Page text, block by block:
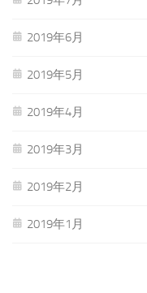
2019年6月
2019年5月
2019年4月
2019年3月
2019年2月
2019年1月